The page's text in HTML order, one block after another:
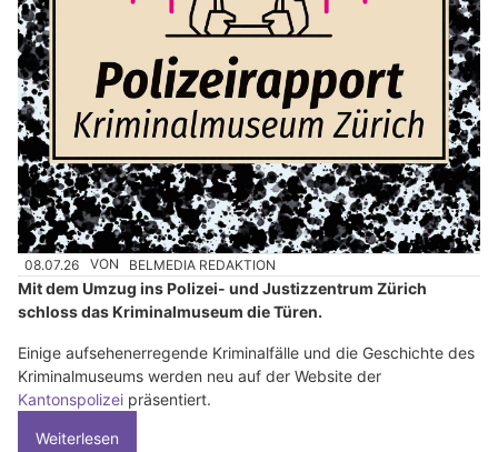
08.07.26 VON BELMEDIA REDAKTION
Mit dem Umzug ins Polizei- und Justizzentrum Zürich
schloss das Kriminalmuseum die Türen.
Einige aufsehenerregende Kriminalfälle und die Geschichte des
Kriminalmuseums werden neu auf der Website der
Kantonspolizei präsentiert.
Weiterlesen